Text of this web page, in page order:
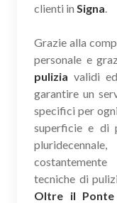
clienti in Signa.
Grazie alla
personale e
pulizia validi
garantire un
specifici per
superficie e di
tecniche di
Oltre il Ponte